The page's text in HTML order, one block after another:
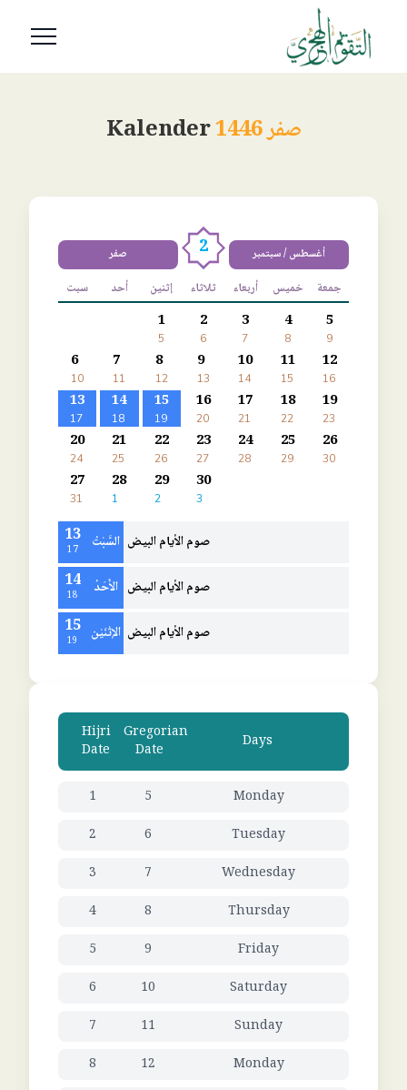
Kalender صفر 1446
صفر 2 أغسطس / سبتمبر
سبت أحد إثنين ثلاثاء أربعاء خميس جمعة
1
5
2
6
3
7
4
8
5
9
6
10
7
11
8
12
9
13
10
14
11
15
12
16
13
17
14
18
15
19
16
20
17
21
18
22
19
23
20
24
21
25
22
26
23
27
24
28
25
29
26
30
27
31
28
1
29
2
30
3
13
17 السَّبْتُ صوم الأيام البيض
14
18 الأَحَدُ صوم الأيام البيض
15
19 الإثْنَيْن صوم الأيام البيض
Hijri
Date
Gregorian
Date
Days
1 5
Monday
2
6
Tuesday
3
7
Wednesday
4
8
Thursday
5
9
Friday
6
10
Saturday
7
11
Sunday
8
12
Monday